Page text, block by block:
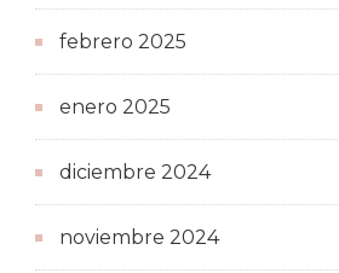
febrero 2025
enero 2025
diciembre 2024
noviembre 2024